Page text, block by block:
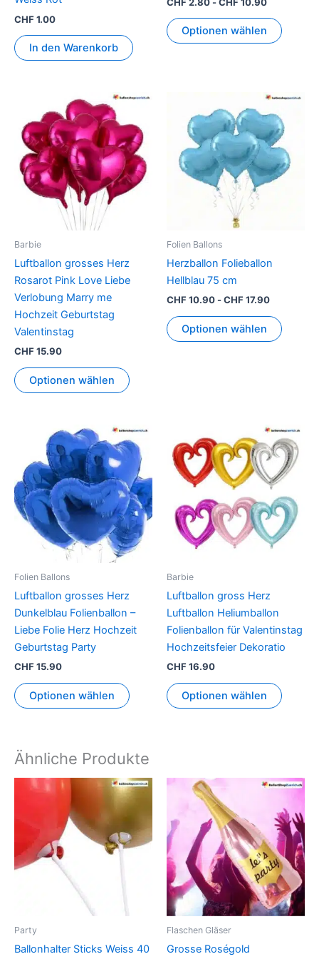
CHF1.00
In den Warenkorb
Optionen wählen
Barbie
Luftballon grosses Herz
Rosarot Pink Love Liebe
Verlobung Marry me
Hochzeit Geburtstag
Valentinstag
CHF15.90
Optionen wählen
Folien Ballons
Herzballon Folieballon
Hellblau 75 cm
CHF10.90 -CHF17.90
Optionen wählen
Folien Ballons
Luftballon grosses Herz
Dunkelblau Folienballon –
Liebe Folie Herz Hochzeit
Geburtstag Party
CHF15.90
Optionen wählen
Barbie
Luftballon gross Herz
Luftballon Heliumballon
Folienballon für Valentinstag
Hochzeitsfeier Dekoratio
CHF16.90
Optionen wählen
Dieses
Produkt
weist
auf.
Die
gewählt
werden
Ähnliche Produkte
Party
Ballonhalter Sticks Weiss 40
Flaschen Gläser
Grosse Roségold